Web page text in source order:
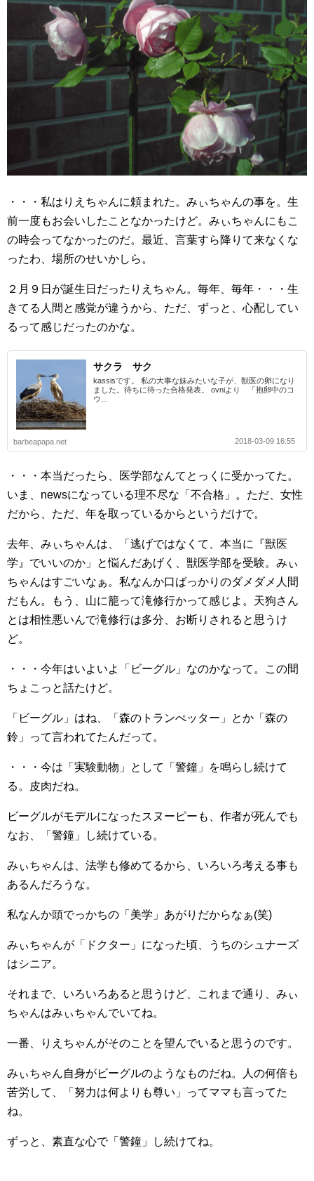
・・・私はりえちゃんに頼まれた。みぃちゃんの事を。生
前一度もお会いしたことなかったけど。みぃちゃんにもこ
の時会ってなかったのだ。最近、言葉すら降りて来なくな
ったわ、場所のせいかしら。
２月９日が誕生日だったりえちゃん。毎年、毎年・・・生
きてる人間と感覚が違うから、ただ、ずっと、心配してい
るって感じだったのかな。
サクラ サク
kassisです。 私の大事な妹みたいな子が、獣医の卵になり
ました。待ちに待った合格発表。 ovniより 「抱卵中のコ
ウ...
barbeapapa.net 2018-03-09 16:55
・・・本当だったら、医学部なんてとっくに受かってた。
いま、newsになっている理不尽な「不合格」。ただ、女性
だから、ただ、年を取っているからというだけで。
去年、みぃちゃんは、「逃げではなくて、本当に『獣医
学』でいいのか」と悩んだあげく、獣医学部を受験。みぃ
ちゃんはすごいなぁ。私なんか口ばっかりのダメダメ人間
だもん。もう、山に籠って滝修行かって感じよ。天狗さん
とは相性悪いんで滝修行は多分、お断りされると思うけ
ど。
・・・今年はいよいよ「ビーグル」なのかなって。この間
ちょこっと話たけど。
「ビーグル」はね、「森のトランぺッター」とか「森の
鈴」って言われてたんだって。
・・・今は「実験動物」として「警鐘」を鳴らし続けて
る。皮肉だね。
ビーグルがモデルになったスヌーピーも、作者が死んでも
なお、「警鐘」し続けている。
みぃちゃんは、法学も修めてるから、いろいろ考える事も
あるんだろうな。
私なんか頭でっかちの「美学」あがりだからなぁ(笑)
みぃちゃんが「ドクター」になった頃、うちのシュナーズ
はシニア。
それまで、いろいろあると思うけど、これまで通り、みぃ
ちゃんはみぃちゃんでいてね。
一番、りえちゃんがそのことを望んでいると思うのです。
みぃちゃん自身がビーグルのようなものだね。人の何倍も
苦労して、「努力は何よりも尊い」ってママも言ってた
ね。
ずっと、素直な心で「警鐘」し続けてね。